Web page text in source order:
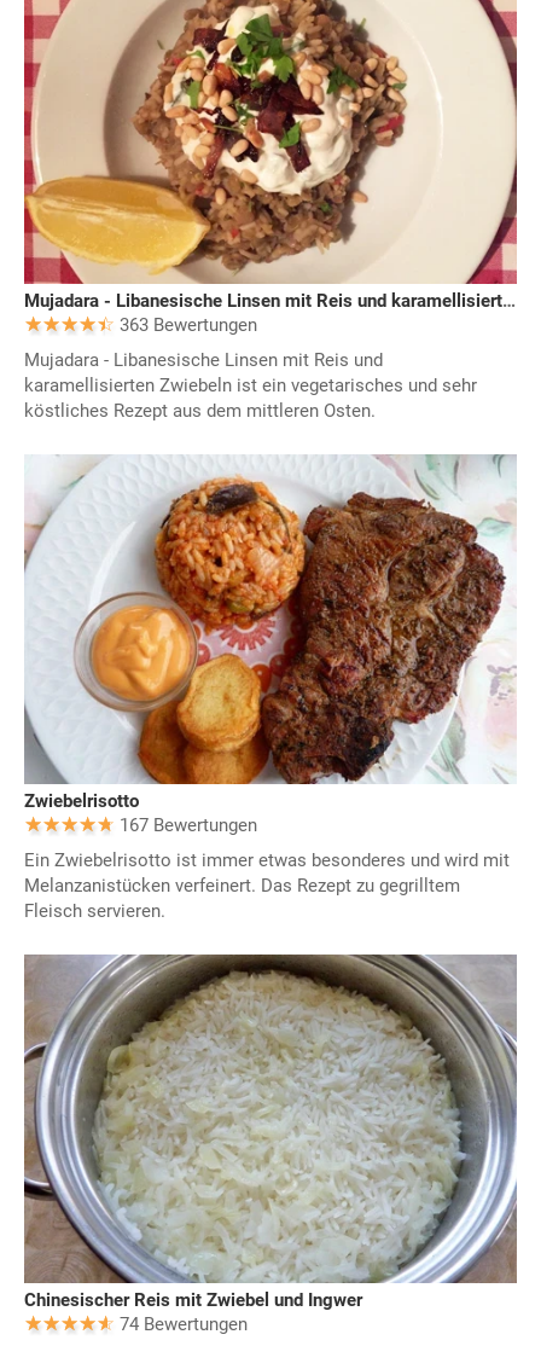
Mujadara - Libanesische Linsen mit Reis und karamellisierten Zwiebeln
363 Bewertungen
Mujadara - Libanesische Linsen mit Reis und
karamellisierten Zwiebeln ist ein vegetarisches und sehr
köstliches Rezept aus dem mittleren Osten.
Zwiebelrisotto
167 Bewertungen
Ein Zwiebelrisotto ist immer etwas besonderes und wird mit
Melanzanistücken verfeinert. Das Rezept zu gegrilltem
Fleisch servieren.
Chinesischer Reis mit Zwiebel und Ingwer
74 Bewertungen